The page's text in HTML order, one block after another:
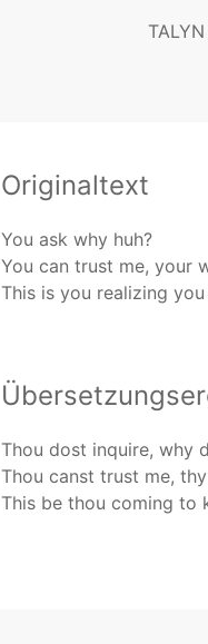
Originaltext
You ask why huh?
You can trust me, your
This is you realizing
Thou dost inquire, why
Thou canst trust me,
This be thou coming to